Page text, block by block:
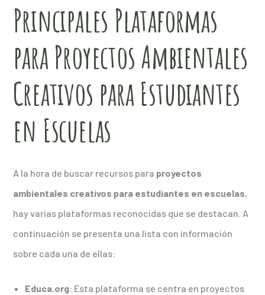
Principales Plataformas
para Proyectos Ambientales
Creativos para Estudiantes
en Escuelas
A la hora de buscar recursos para proyectos
ambientales creativos para estudiantes en escuelas,
hay varias plataformas reconocidas que se destacan. A
continuación se presenta una lista con información
sobre cada una de ellas:
Educa.org: Esta plataforma se centra en proyectos